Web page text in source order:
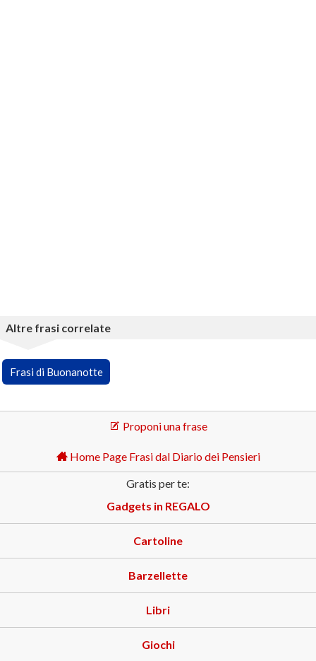
Altre frasi correlate
Frasi di Buonanotte
Proponi una frase
Home Page Frasi dal Diario dei Pensieri
Gratis per te:
Gadgets in REGALO
Cartoline
Barzellette
Libri
Giochi